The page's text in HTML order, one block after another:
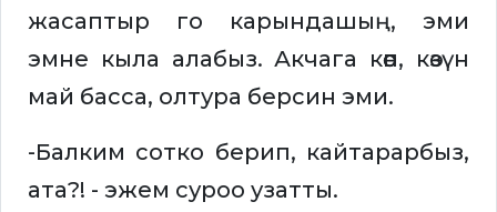
жасаптыр го карындашың, эми
эмне кыла алабыз. Акчага көөп, көзүн
май басса, олтура берсин эми.
-Балким сотко берип, кайтарарбыз,
ата?! - эжем суроо узатты.